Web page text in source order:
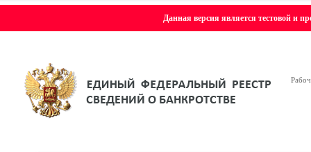
Данная версия является тестовой и